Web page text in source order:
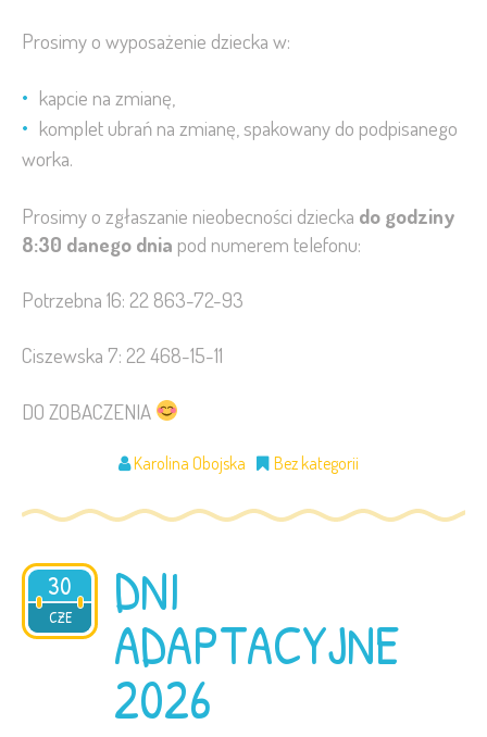
Prosimy o wyposażenie dziecka w:
kapcie na zmianę,
komplet ubrań na zmianę, spakowany do podpisanego
worka.
Prosimy o zgłaszanie nieobecności dziecka do godziny
8:30 danego dnia pod numerem telefonu:
Potrzebna 16: 22 863-72-93
Ciszewska 7: 22 468-15-11
DO ZOBACZENIA
Karolina Obojska Bez kategorii
30
CZE
2026 DNI
ADAPTACYJNE
2026